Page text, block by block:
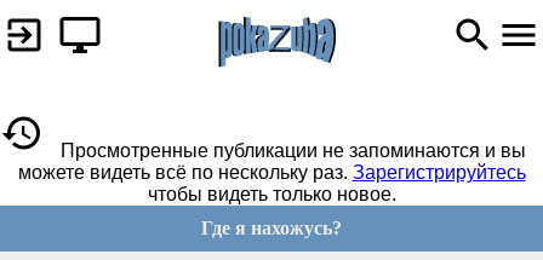
Просмотренные публикации не запоминаются и вы
можете видеть всё по нескольку раз. Зарегистрируйтесь
чтобы видеть только новое.
Где я нахожусь?